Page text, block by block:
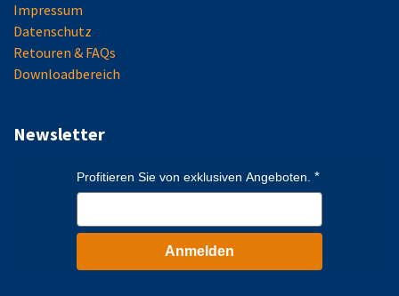
Impressum
Datenschutz
Retouren & FAQs
Downloadbereich
Newsletter
Profitieren Sie von exklusiven Angeboten.
Anmelden